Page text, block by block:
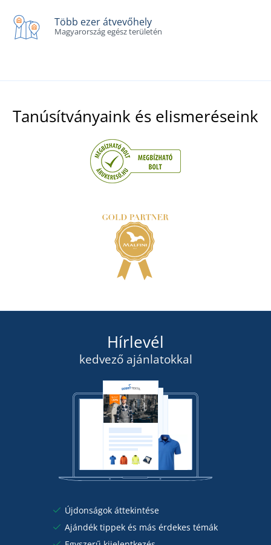
Több ezer átvevőhely
Magyarország egész területén
Tanúsítványaink és elismeréseink
Hírlevél
kedvező ajánlatokkal
Újdonságok áttekintése
Ajándék tippek és más érdekes témák